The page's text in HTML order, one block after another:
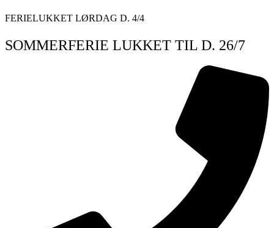
Videre
indhold
FERIELUKKET LØRDAG D. 4/4
SOMMERFERIE LUKKET TIL D. 26/7